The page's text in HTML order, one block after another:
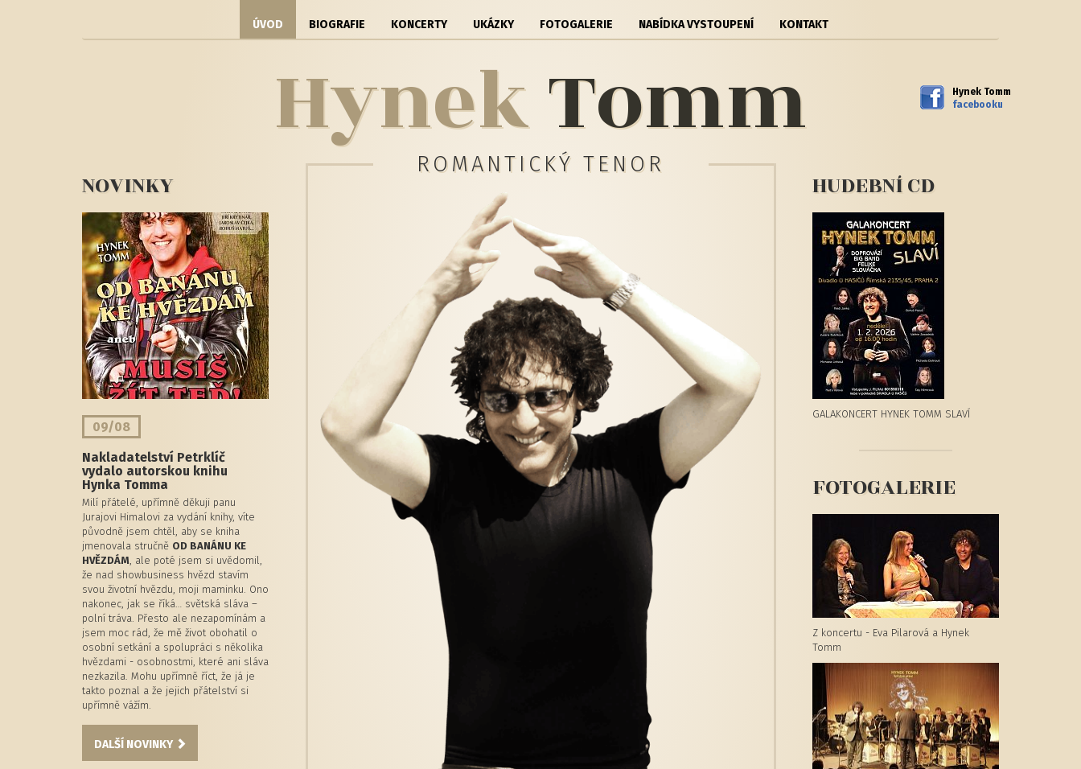
ÚVOD BIOGRAFIE KONCERTY UKÁZKY FOTOGALERIE NABÍDKA VYSTOUPENÍ KONTAKT
HynekTomm
NOVINKY
09/08
Nakladatelství Petrklíč
vydalo autorskou knihu
Hynka Tomma
Milí přátelé, upřímně děkuji panu
Jurajovi Himalovi za vydání knihy, víte
původně jsem chtěl, aby se kniha
jmenovala stručně OD BANÁNU KE
HVĚZDÁM, ale poté jsem si uvědomil,
že nad showbusiness hvězd stavím
svou životní hvězdu, moji maminku. Ono
nakonec, jak se říká… světská sláva –
polní tráva. Přesto ale nezapomínám a
jsem moc rád, že mě život obohatil o
osobní setkání a spolupráci s několika
hvězdami - osobnostmi, které ani sláva
nezkazila. Mohu upřímně říct, že já je
takto poznal a že jejich přátelství si
upřímně vážím.
DALŠÍ NOVINKY
ROMANTICKÝ TENOR
Hynek Tomm
facebooku
HUDEBNÍ CD
GALAKONCERT HYNEK TOMM SLAVÍ
FOTOGALERIE
Z koncertu - Eva Pilarová a Hynek
Tomm